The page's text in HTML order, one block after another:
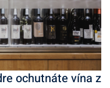
ochutnáte vína z